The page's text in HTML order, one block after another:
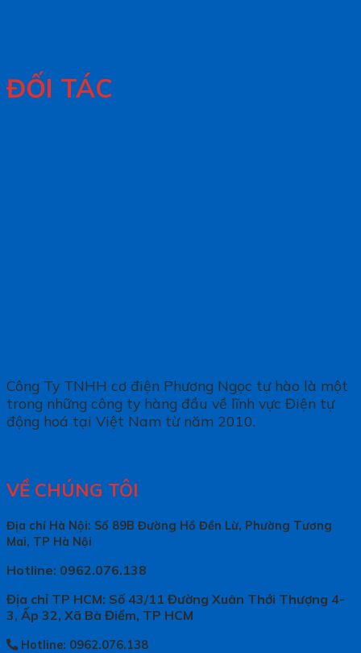
ĐỐI TÁC
Công Ty TNHH cơ điện Phương Ngọc tự hào là một
trong những công ty hàng đầu về lĩnh vực Điện tự
động hoá tại Việt Nam từ năm 2010.
VỀ CHÚNG TÔI
Địa chỉ Hà Nội: Số 89B Đường Hồ Đền Lừ, Phường Tương
Mai, TP Hà Nội
Hotline: 0962.076.138
Địa chỉ TP HCM: Số 43/11 Đường Xuân Thới Thượng 4-
3, Ấp 32, Xã Bà Điểm, TP HCM
Hotline: 0962.076.138